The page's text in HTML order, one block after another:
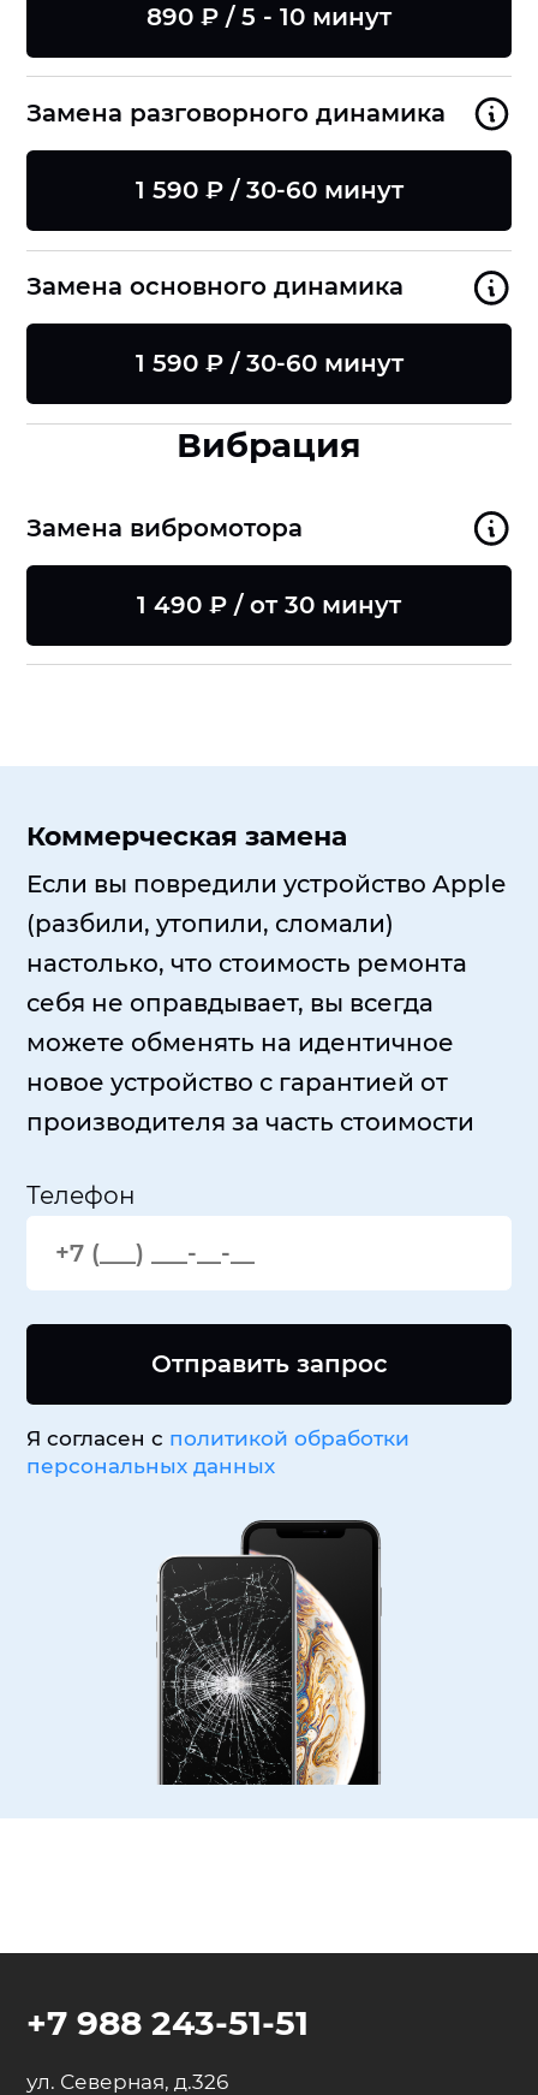
890 ₽ / 5 - 10 минут
Замена разговорного динамика
1 590 ₽ / 30-60 минут
Замена основного динамика
1 590 ₽ / 30-60 минут
Вибрация
Замена вибромотора
1 490 ₽ / от 30 минут
Коммерческая замена
Если вы повредили устройство Apple
(разбили, утопили, сломали)
настолько, что стоимость ремонта
себя не оправдывает, вы всегда
можете обменять на идентичное
новое устройство с гарантией от
производителя за часть стоимости
Телефон
Отправить запрос
Я согласен с политикой обработки
персональных данных
ул. Северная, д.326
+7 988 243-51-51